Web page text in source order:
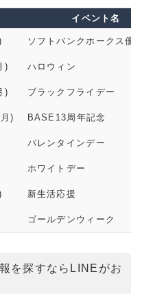
イベント名
ソフトバンクホークス優
) ハロウィン
) ブラックフライデー
) BASE13周年記念
バレンタインデー
ホワイトデー
新生活応援
ゴールデンウィーク
を探すならLINEがお